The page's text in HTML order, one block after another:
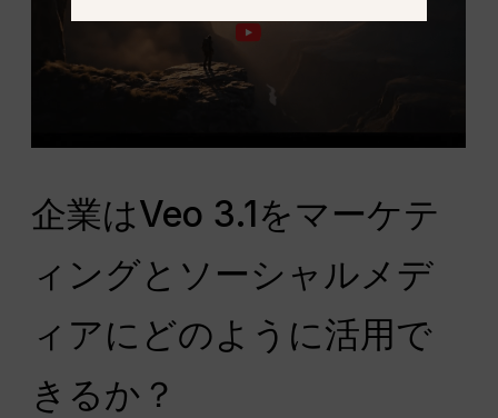
企業はVeo 3.1をマーケテ
ィングとソーシャルメデ
ィアにどのように活用で
きるか？